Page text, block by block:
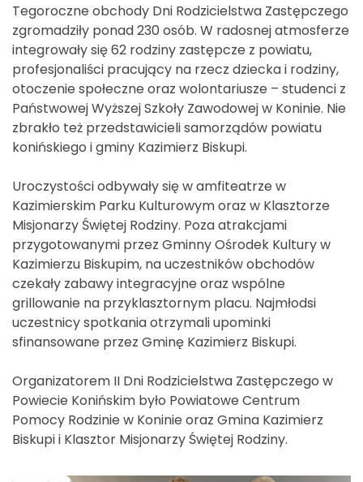
Tegoroczne obchody Dni Rodzicielstwa Zastępczego
zgromadziły ponad 230 osób. W radosnej atmosferze
integrowały się 62 rodziny zastępcze z powiatu,
profesjonaliści pracujący na rzecz dziecka i rodziny,
otoczenie społeczne oraz wolontariusze – studenci z
Państwowej Wyższej Szkoły Zawodowej w Koninie. Nie
zbrakło też przedstawicieli samorządów powiatu
konińskiego i gminy Kazimierz Biskupi.
Uroczystości odbywały się w amfiteatrze w
Kazimierskim Parku Kulturowym oraz w Klasztorze
Misjonarzy Świętej Rodziny. Poza atrakcjami
przygotowanymi przez Gminny Ośrodek Kultury w
Kazimierzu Biskupim, na uczestników obchodów
czekały zabawy integracyjne oraz wspólne
grillowanie na przyklasztornym placu. Najmłodsi
uczestnicy spotkania otrzymali upominki
sfinansowane przez Gminę Kazimierz Biskupi.
Organizatorem II Dni Rodzicielstwa Zastępczego w
Powiecie Konińskim było Powiatowe Centrum
Pomocy Rodzinie w Koninie oraz Gmina Kazimierz
Biskupi i Klasztor Misjonarzy Świętej Rodziny.